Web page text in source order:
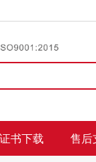
证书下载 售后